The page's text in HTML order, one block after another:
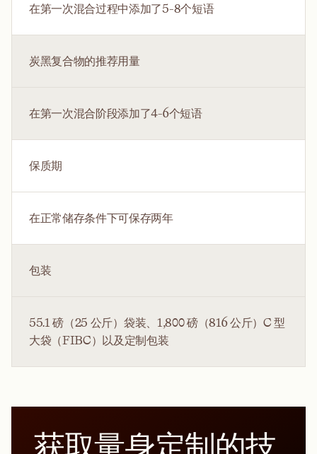
在第一次混合过程中添加了5-8个短语
炭黑复合物的推荐用量
在第一次混合阶段添加了4-6个短语
保质期
在正常储存条件下可保存两年
包装
55.1 磅（25 公斤）袋装、1,800 磅（816 公斤）C 型
大袋（FIBC）以及定制包装
获取量身定制的技